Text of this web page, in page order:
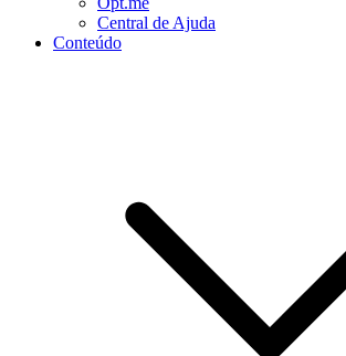
Central de Ajuda
Conteúdo